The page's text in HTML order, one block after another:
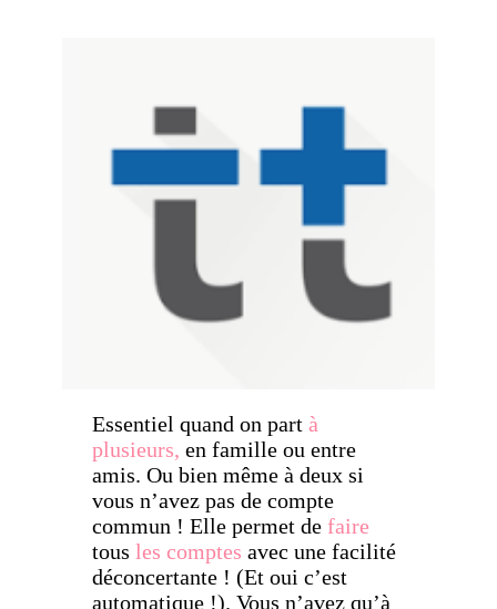
Essentiel quand on part à
plusieurs, en famille ou entre
amis. Ou bien même à deux si
vous n’avez pas de compte
commun ! Elle permet de faire
tous les comptes avec une facilité
déconcertante ! (Et oui c’est
automatique !). Vous n’avez qu’à